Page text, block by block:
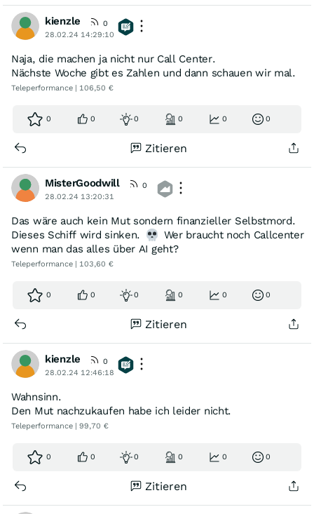
kienzle
0
28.02.24 14:29:10
Naja, die machen ja nicht nur Call Center.
Nächste Woche gibt es Zahlen und dann schauen wir mal.
Teleperformance | 106,50 €
0 0 0 0 0 0
Zitieren
MisterGoodwill
0
28.02.24 13:20:31
Das wäre auch kein Mut sondern finanzieller Selbstmord.
Dieses Schiff wird sinken.
Wer braucht noch Callcenter
wenn man das alles über AI geht?
Teleperformance | 103,60 €
0 0 0 0 0 0
Zitieren
kienzle
0
28.02.24 12:46:18
Wahnsinn.
Den Mut nachzukaufen habe ich leider nicht.
Teleperformance | 99,70 €
0 0 0 0 0 0
Zitieren